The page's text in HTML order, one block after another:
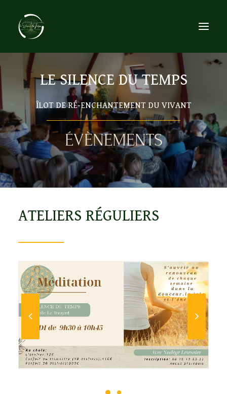
ACCUEIL
L’ESPRIT DU LIEU
ORGANISER
SE RESSOURCER
ÉVÉNEMENTS
CONTACT
LE SILENCE DU TEMPS
ÎLOT DE RÉ-ENCHANTEMENT DU VIVANT
ÉVÈNEMENTS
ATELIERS RÉGULIERS